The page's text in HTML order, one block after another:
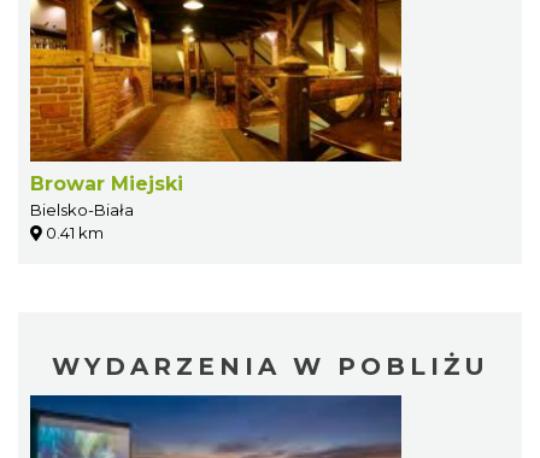
Browar Miejski
Bielsko-Biała
0.41 km
WYDARZENIA W POBLIŻU